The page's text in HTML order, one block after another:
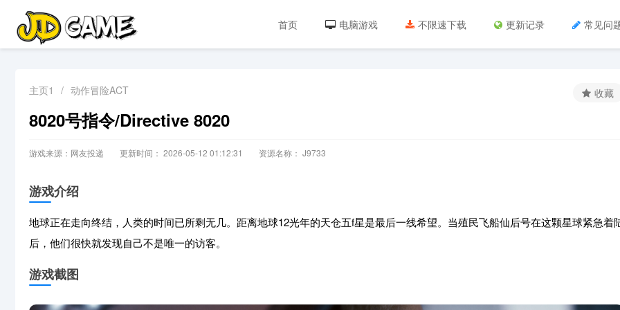
首页 电脑游戏 不限速下载 更新记录 常见问
主页1 / 动作冒险ACT
8020号指令/Directive 8020
游戏来源：网友投递 更新时间： 2026-05-12 01:12:31 资源名称： J9733
收藏
游戏介绍
地球正在走向终结，人类的时间已所剩无几。距离地球12光年的天仓五f星是最后一线希望。当殖民飞船仙后号在这颗星球紧急着
后，他们很快就发现自己不是唯一的访客。
游戏截图